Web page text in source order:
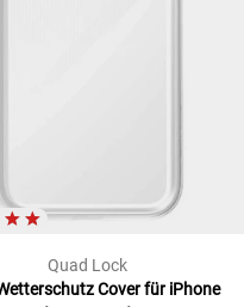
Quad Lock
Cover für iPhone